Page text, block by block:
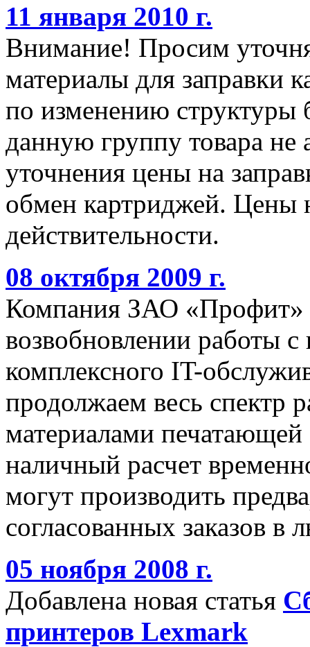
11 января 2010 г.
Внимание! Просим
материалы для заправки
по изменению структуры
данную группу товара не
уточнения цены на
обмен картриджей. Цены
действительности.
08 октября 2009 г.
Компания ЗАО «Профит»
возвобновлении работы
комплексного IT-
продолжаем весь спектр
материалами
наличный расчет
могут производить
согласованных заказов
05 ноября 2008 г.
Добавлена новая статья
принтеров Lexmark